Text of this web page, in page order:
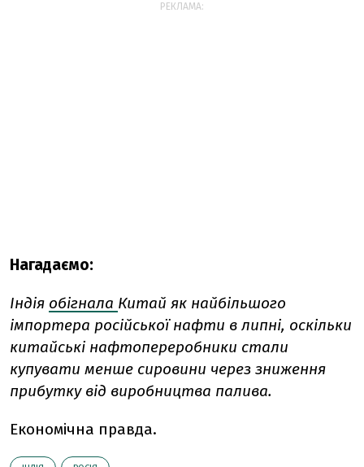
РЕКЛАМА:
Нагадаємо:
Індія обігнала Китай як найбільшого
імпортера російської нафти в липні, оскільки
китайські нафтопереробники стали
купувати менше сировини через зниження
прибутку від виробництва палива.
Економічна правда.